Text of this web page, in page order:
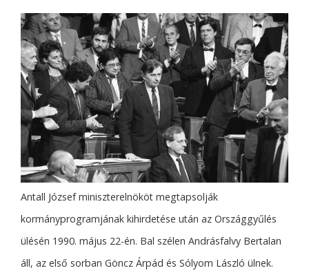
Antall József miniszterelnököt megtapsolják
kormányprogramjának kihirdetése után az Országgyűlés
ülésén 1990. május 22-én. Bal szélen Andrásfalvy Bertalan
áll, az első sorban Göncz Árpád és Sólyom László ülnek.